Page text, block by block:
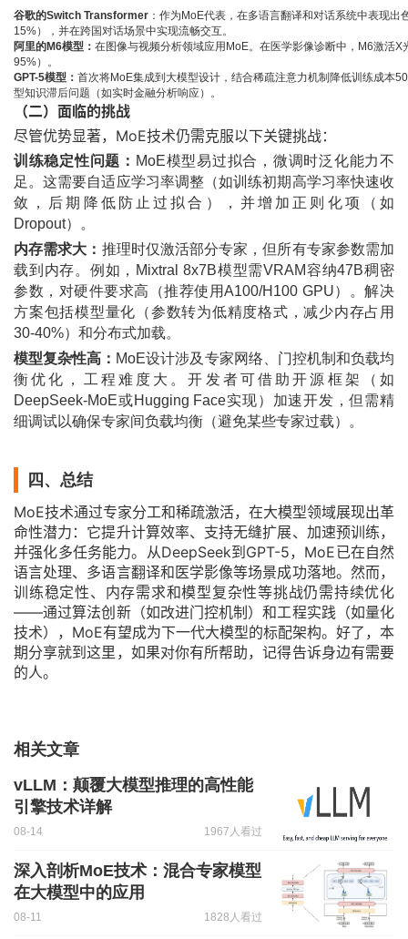
谷歌的Switch Transformer ：作为MoE代表，在多语言翻译和对话系统中表现
15%），并在跨国对话场景中实现流畅交互。
阿里的M6模型 ： 在图像与视频分析领域应用MoE。在医学影像诊断中，M6激活
95%）。
GPT-5模型 ： 首次将MoE集成到大模型设计，结合稀疏注意力机制降低训练成本
型知识滞后问题（如实时金融分析响应）。
（二）面临的挑战
尽管优势显著，MoE技术仍需克服以下关键挑战：
训练稳定性问题 ： MoE模型易过拟合，微调时泛化能力不
足。这需要自适应学习率调整（如训练初期高学习率快速收
敛，后期降低防止过拟合），并增加正则化项（如
Dropout）。
内存需求大 ： 推理时仅激活部分专家，但所有专家参数需加
载到内存。例如，Mixtral 8x7B模型需VRAM容纳47B稠密
参数，对硬件要求高（推荐使用A100/H100 GPU）。解决
方案包括模型量化（参数转为低精度格式，减少内存占用
30-40%）和分布式加载。
模型复杂性高 ： MoE设计涉及专家网络、门控机制和负载均
衡优化，工程难度大。开发者可借助开源框架（如
DeepSeek-MoE或Hugging Face实现）加速开发，但需精
细调试以确保专家间负载均衡（避免某些专家过载）。
四、总结
MoE技术通过专家分工和稀疏激活，在大模型领域展现出革
命性潜力：它提升计算效率、支持无缝扩展、加速预训练，
并强化多任务能力。从DeepSeek到GPT-5，MoE已在自然
语言处理、多语言翻译和医学影像等场景成功落地。然而，
训练稳定性、内存需求和模型复杂性等挑战仍需持续优化
——通过算法创新（如改进门控机制）和工程实践（如量化
技术），MoE有望成为下一代大模型的标配架构。好了，本
期分享就到这里，如果对你有所帮助，记得告诉身边有需要
的人。
相关文章
​​vLLM：颠覆大模型推理的高性能
引擎技术详解​
08-14 1967人看过
深入剖析MoE技术：混合专家模型
在大模型中的应用
08-11 1828人看过